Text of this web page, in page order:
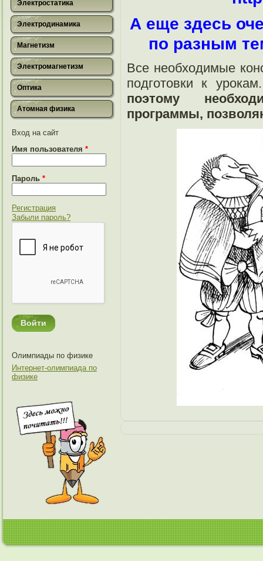
Электростатика
Электродинамика
Магнетизм
Электромагнетизм
Оптика
Атомная физика
Вход на сайт
Имя пользователя *
Пароль *
Регистрация
Забыли пароль?
Олимпиады по физике
Интернет-олимпиада по
физике
А еще здесь
по разным
Все необходимые
подготовки к
поэтому
программы,